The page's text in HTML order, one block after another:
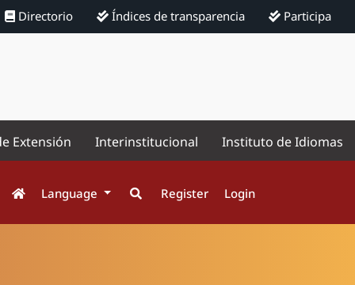
Directorio Índices de transparencia Participa
Extensión Interinstitucional Instituto de Idiomas
Language Register Login